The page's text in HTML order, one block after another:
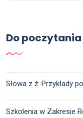
Do poczytania
Słowa z ź: Przykłady
Szkolenia w Zakresie